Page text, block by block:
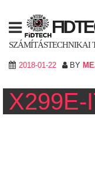
content
SZÁMÍTÁSTECHNIKAI
2018-01-22 BY
X299E-